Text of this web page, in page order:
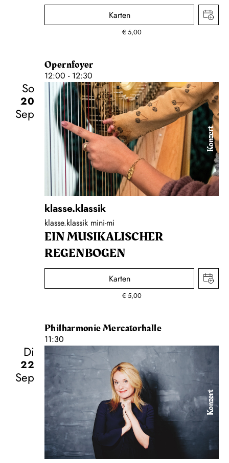
Karten
€ 5,00
Opernfoyer
12:00 - 12:30
So
20
Sep
Konzert
klasse.klassik
klasse.klassik mini-mi
EIN MUSIKALISCHER
REGENBOGEN
Karten
€ 5,00
Philharmonie Mercatorhalle
11:30
Di
22
Sep
Konzert